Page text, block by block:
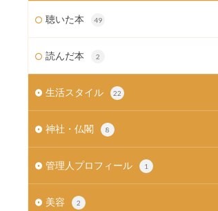
聴いた本 49
読んだ本 2
生活スタイル 22
神社・仏閣 8
管理人プロフィール 1
美容 2